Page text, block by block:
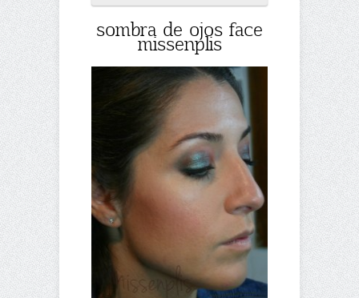
sombra de ojos face
missenplis